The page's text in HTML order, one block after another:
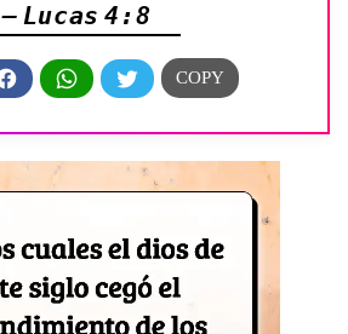
— Lucas 4:8